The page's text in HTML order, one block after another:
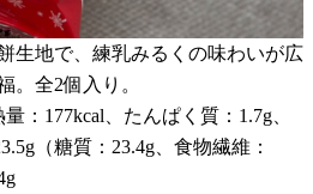
生地で、練乳みるくの味わいが広
。全2個入り。
：177kcal、たんぱく質：1.7g、
（糖質：23.4g、食物繊維：